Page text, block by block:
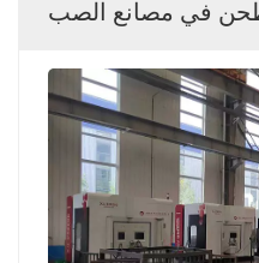
في مصانع الصب